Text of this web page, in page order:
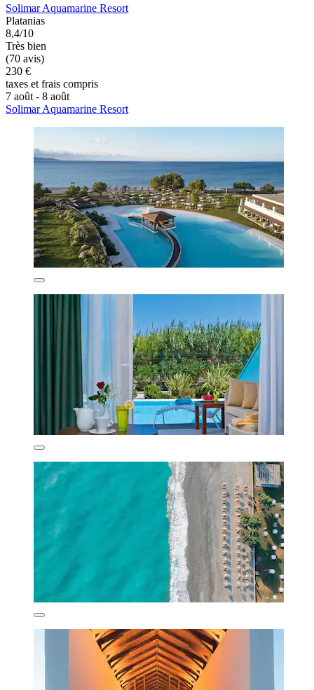
Solimar Aquamarine Resort
Platanias
8,4/10
Très bien
(70 avis)
230 €
taxes et frais compris
7 août - 8 août
Solimar Aquamarine Resort